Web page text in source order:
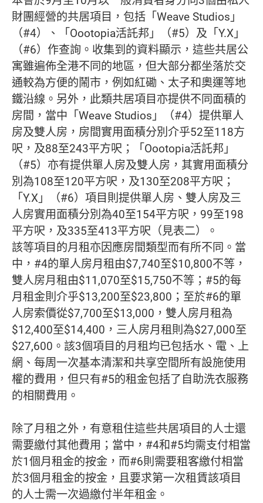
財團經營的共居項目，包括「Weave Studios」
（#4）、「Oootopia活託邦」（#5）及「Y.X」
（#6）作查詢。收集到的資料顯示，這些共居公
寓雖遍佈全港不同的地區，但大部分都坐落於交
通較為方便的鬧市，例如紅磡、太子和奧運等地
鐵沿線。另外，此類共居項目亦提供不同面積的
房間，當中「Weave Studios」（#4）提供單人
房及雙人房，房間實用面積分別介乎52至118方
呎，及88至243平方呎；「Oootopia活託邦」
（#5）亦有提供單人房及雙人房，其實用面積分
別為108至120平方呎，及130至208平方呎；
「Y.X」（#6）項目則提供單人房、雙人房及三
人房實用面積分別為40至154平方呎，99至198
平方呎，及335至413平方呎（見表二）。
該等項目的月租亦因應房間類型而有所不同。當
中，#4的單人房月租由$7,740至$10,800不等，
雙人房月租由$11,070至$15,750不等；#5的每
月租金則介乎$13,200至$23,800；至於#6的單
人房索價從$7,700至$13,000，雙人房月租為
$12,400至$14,400，三人房月租則為$27,000至
$27,600。該3個項目的月租均已包括水、電、上
網、每周一次基本清潔和共享空間所有設施使用
權的費用，但只有#5的租金包括了自助洗衣服務
的相關費用。
除了月租之外，有意租住這些共居項目的人士還
需要繳付其他費用；當中，#4和#5均需支付相當
於1個月租金的按金，而#6則需要租客繳付相當
於3個月租金的按金，且要求第一次租賃該項目
的人士需一次過繳付半年租金。